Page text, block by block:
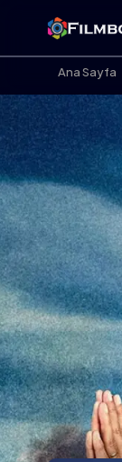
Ana Sayfa